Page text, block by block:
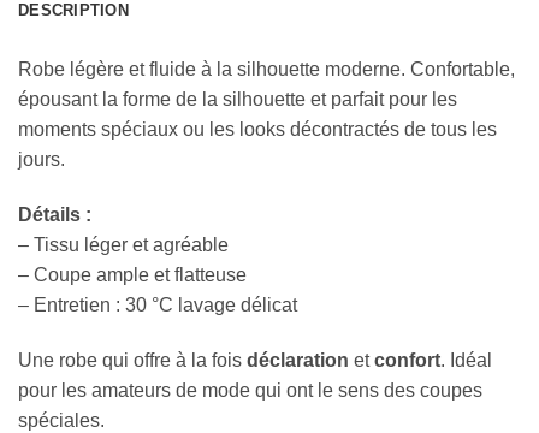
DESCRIPTION
Robe légère et fluide à la silhouette moderne. Confortable,
épousant la forme de la silhouette et parfait pour les
moments spéciaux ou les looks décontractés de tous les
jours.
Détails :
– Tissu léger et agréable
– Coupe ample et flatteuse
– Entretien : 30 °C lavage délicat
Une robe qui offre à la fois déclaration etconfort. Idéal
pour les amateurs de mode qui ont le sens des coupes
spéciales.